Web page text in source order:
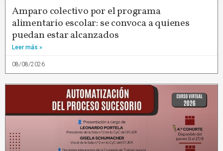
Amparo colectivo por el programa
alimentario escolar: se convoca a quienes
puedan estar alcanzados
Leer más »
08/08/2026